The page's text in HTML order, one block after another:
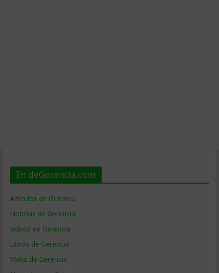
En deGerencia.com
Artículos de Gerencia
Noticias de Gerencia
Videos de Gerencia
Libros de Gerencia
Webs de Gerencia